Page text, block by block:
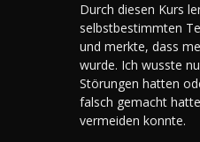
Durch diesen Kurs
selbstbestimmten
und merkte, dass
wurde. Ich wusste
Störungen hatten
falsch gemacht
vermeiden konnte.